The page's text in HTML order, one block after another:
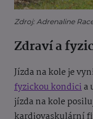
Zdroj: Adrenaline
Zdraví a
Jízda na kole je
fyzickou kondicia
jízda na kole